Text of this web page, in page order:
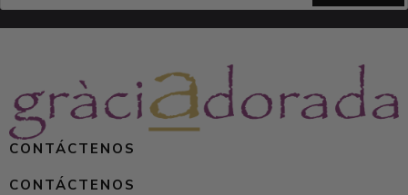
CONTÁCTENOS
CONTÁCTENOS